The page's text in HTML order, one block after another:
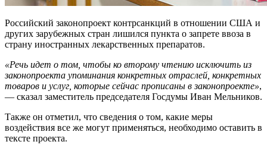
Российский законопроект контрсанкций в отношении США и
других зарубежных стран лишился пункта о запрете ввоза в
страну иностранных лекарственных препаратов.
«Речь идет о том, чтобы ко второму чтению исключить из
законопроекта упоминания конкретных отраслей, конкретных
товаров и услуг, которые сейчас прописаны в законопроекте»,
— сказал заместитель председателя Госдумы Иван Мельников.
Также он отметил, что сведения о том, какие меры
воздействия все же могут применяться, необходимо оставить в
тексте проекта.